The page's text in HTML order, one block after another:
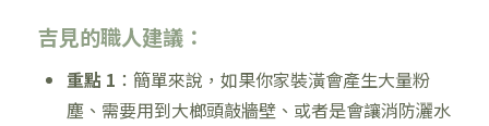
吉見的職人建議：
重點 1 ：簡單來說，如果你家裝潢會產生大量粉
塵、需要用到大榔頭敲牆壁、或者是會讓消防灑水